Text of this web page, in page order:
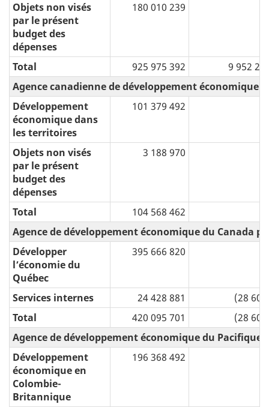
Objets non visés
par le présent
budget des
dépenses
180 010 239
Total 925 975 392
9 952
Agence canadienne de développement économique
Développement
économique dans
les territoires
101 379 492
Objets non visés
par le présent
budget des
dépenses
3 188 970
Total 104 568 462
Agence de développement économique du Canada
Développer
lʼéconomie du
Québec
395 666 820
Services internes 24 428 881
(28
Total
420 095 701
(28
Agence de développement économique du Pacifique
Développement
économique en
Colombie-
Britannique
196 368 492